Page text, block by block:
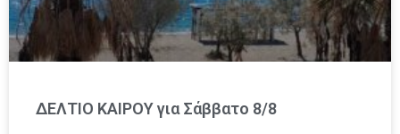
ΔΕΛΤΙΟ ΚΑΙΡΟΥ για Σάββατο 8/8